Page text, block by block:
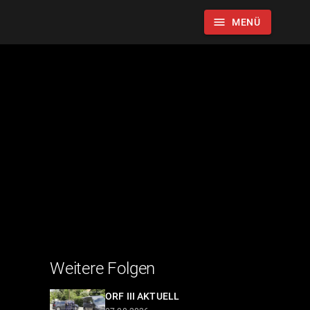
menu MENÜ
Weitere Folgen
ORF III AKTUELL